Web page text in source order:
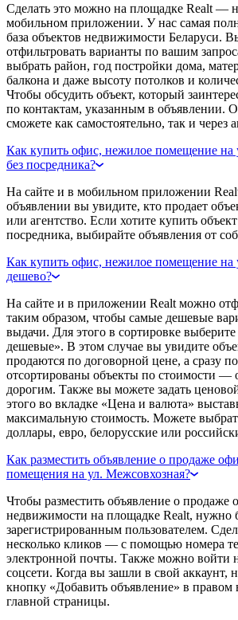
Сделать это можно на площадке Realt —
мобильном приложении. У нас самая
база объектов недвижимости Беларуси.
отфильтровать варианты по вашим
выбрать район, год постройки дома,
балкона и даже высоту потолков и
Чтобы обсудить объект, который
по контактам, указанным в объявлении.
сможете как самостоятельно, так и через
Как купить офис, нежилое помещение на
без посредника?
На сайте и в мобильном приложении
объявлении вы увидите, кто продает
или агентство. Если хотите купить
посредника, выбирайте объявления от
Как купить офис, нежилое помещение на
дешево?
На сайте и в приложении Realt можно
таким образом, чтобы самые дешевые
выдачи. Для этого в сортировке
дешевые». В этом случае вы увидите
продаются по договорной цене, а сразу
отсортированы объекты по стоимости —
дорогим. Также вы можете задать
этого во вкладке «Цена и валюта»
максимальную стоимость. Можете
доллары, евро, белорусские или
Как разместить объявление о продаже
помещения на ул. Межсовхозная?
Чтобы разместить объявление о продаже
недвижимости на площадке Realt, нужно
зарегистрированным пользователем.
несколько кликов — с помощью номера
электронной почты. Также можно войти
соцсети. Когда вы зашли в свой аккаунт,
кнопку «Добавить объявление» в правом
главной страницы.